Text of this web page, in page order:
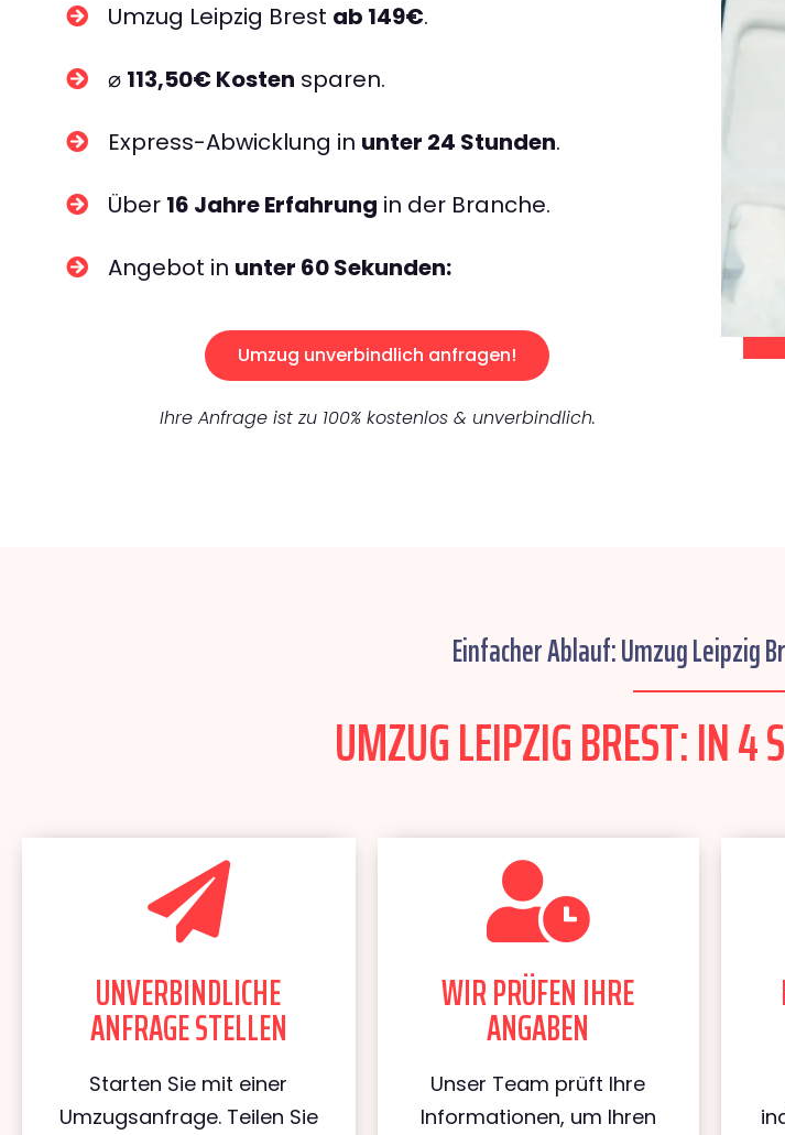
Umzug Leipzig Brest ab 149€.
⌀ 113,50€ Kosten sparen.
Express-Abwicklung in unter 24 Stunden.
Über 16 Jahre Erfahrung in der Branche.
Angebot in unter 60 Sekunden:
Umzug unverbindlich anfragen!
Ihre Anfrage ist zu 100% kostenlos & unverbindlich.
Einfacher Ablauf: Umzug Leipzig
UMZUG LEIPZIG BREST: IN 4
UNVERBINDLICHE
ANFRAGE STELLEN
Starten Sie mit einer
Umzugsanfrage. Teilen Sie
WIR PRÜFEN IHRE
ANGABEN
Unser Team prüft Ihre
Informationen, um Ihren